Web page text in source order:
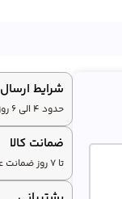
شرایط ارسال
حدود 4 الی 6 روز کاری
ضمانت کالا
تا ۷ روز ضمانت عودت کالا